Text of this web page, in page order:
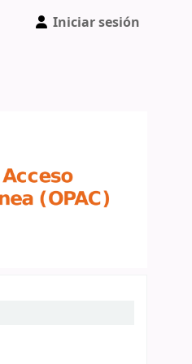
Iniciar sesión